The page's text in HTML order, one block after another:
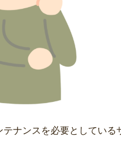
ナンスを必要としている